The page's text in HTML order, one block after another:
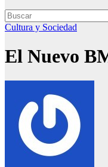
Cultura y Sociedad
El Nuevo